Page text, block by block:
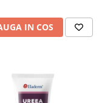
IN COS